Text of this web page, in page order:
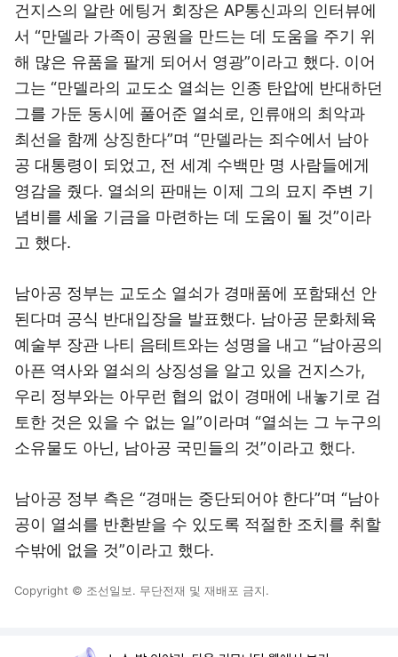
건지스의 알란 에팅거 회장은 AP통신과의 인터뷰에
서 “만델라 가족이 공원을 만드는 데 도움을 주기 위
해 많은 유품을 팔게 되어서 영광”이라고 했다. 이어
그는 “만델라의 교도소 열쇠는 인종 탄압에 반대하던
그를 가둔 동시에 풀어준 열쇠로, 인류애의 최악과
최선을 함께 상징한다”며 “만델라는 죄수에서 남아
공 대통령이 되었고, 전 세계 수백만 명 사람들에게
영감을 줬다. 열쇠의 판매는 이제 그의 묘지 주변 기
념비를 세울 기금을 마련하는 데 도움이 될 것”이라
고 했다.
남아공 정부는 교도소 열쇠가 경매품에 포함돼선 안
된다며 공식 반대입장을 발표했다. 남아공 문화체육
예술부 장관 나티 음테트와는 성명을 내고 “남아공의
아픈 역사와 열쇠의 상징성을 알고 있을 건지스가,
우리 정부와는 아무런 협의 없이 경매에 내놓기로 검
토한 것은 있을 수 없는 일”이라며 “열쇠는 그 누구의
소유물도 아닌, 남아공 국민들의 것”이라고 했다.
남아공 정부 측은 “경매는 중단되어야 한다”며 “남아
공이 열쇠를 반환받을 수 있도록 적절한 조치를 취할
수밖에 없을 것”이라고 했다.
Copyright © 조선일보. 무단전재 및 재배포 금지.